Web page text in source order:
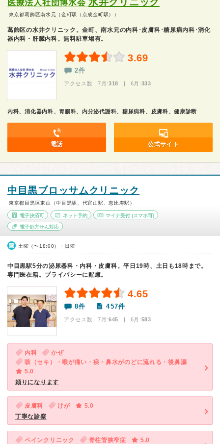
医療法人社団博水会
東京都葛飾区南水元（金町駅（京成金町駅））
葛飾区の水井クリニック。金町、南水元の内科･皮膚科･糖尿病内科･消化
器内科・肝臓内科。無料駐車場有。
3.69
2件
アクセス数 7月:318 | 6月:333
内科、消化器内科、胃腸科、内分泌代謝科、糖尿病科、皮膚科、健康診断
電話 公式サイト
中目黒ブロッサムクリニック
東京都目黒区東山（中目黒駅、代官山駅、恵比寿駅）
電子決済可 ネット予約 マイナ受付 (スマホ可)
電子処方せん対応
土曜（〜18:00）・日曜
中目黒駅5分の泌尿器科・内科・皮膚科。平日19時、土日も18時まで。
専門医在籍。プライバシーに配慮。
4.65
8件 457件
アクセス数 7月:645 | 6月:583
内科
かぜ
咳（セキ）・喉が痛い・痰・鼻水がのどに流れる・後鼻漏
5.0
頼りになります
皮膚科 けが
5.0
丁寧な診察
ペインクリニック 脊柱管狭窄症
5.0